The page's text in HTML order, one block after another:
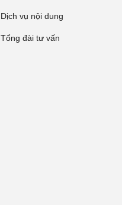
Dịch vụ nội dung
Tổng đài tư vấn